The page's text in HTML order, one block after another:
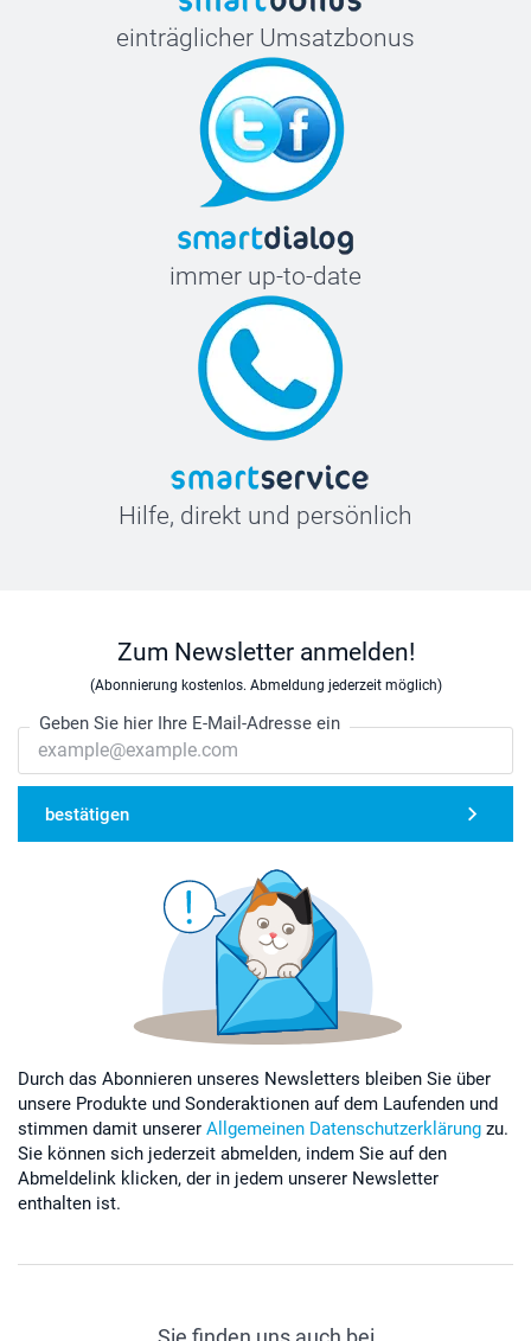
einträglicher Umsatzbonus
immer up-to-date
Hilfe, direkt und persönlich
Zum Newsletter anmelden!
(Abonnierung kostenlos. Abmeldung jederzeit möglich)
Geben Sie hier Ihre E-Mail-Adresse ein
bestätigen
Durch das Abonnieren unseres Newsletters bleiben Sie über
unsere Produkte und Sonderaktionen auf dem Laufenden und
stimmen damit unserer Allgemeinen Datenschutzerklärung zu.
Sie können sich jederzeit abmelden, indem Sie auf den
Abmeldelink klicken, der in jedem unserer Newsletter
enthalten ist.